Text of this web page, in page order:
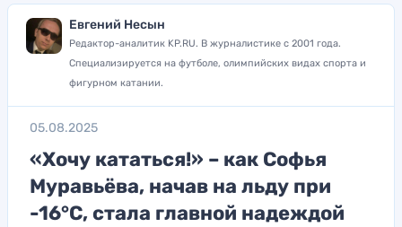
Евгений Несын
Редактор-аналитик KP.RU. В журналистике с 2001 года.
Специализируется на футболе, олимпийских видах спорта и
фигурном катании.
05.08.2025
«Хочу кататься!» – как Софья
Муравьёва, начав на льду при
-16°C, стала главной надеждой